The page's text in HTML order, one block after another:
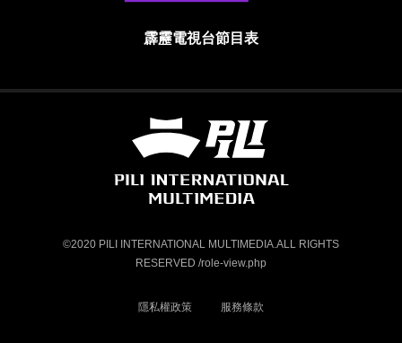
霹靂電視台節目表
霹靂國際多媒體股份有限公司 PILI
©2020 PILI INTERNATIONAL MULTIMEDIA.ALL RIGHTS
RESERVED /role-view.php
隱私權政策 服務條款